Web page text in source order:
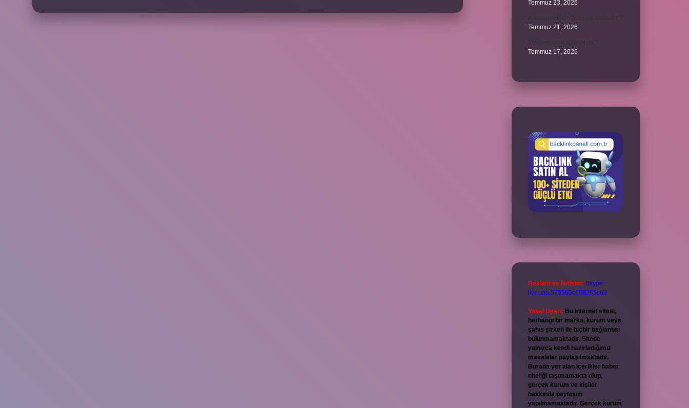
Temmuz 23, 2026
Temmuz 21, 2026
Temmuz 17, 2026
Reklam ve İletişim: Skype:
live:.cid.575569c608265c69
Yasal Uyarı: Bu internet sitesi,
herhangi bir marka, kurum veya
şahıs şirketi ile hiçbir bağlantısı
bulunmamaktadır. Sitede
yalnızca kendi hazırladığımız
makaleler paylaşılmaktadır.
Burada yer alan içerikler haber
niteliği taşımamakta olup,
gerçek kurum ve kişiler
hakkında paylaşım
yapılmamaktadır. Gerçek kurum